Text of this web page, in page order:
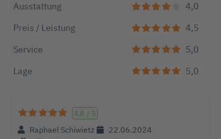
Ausstattung
4,0
Preis / Leistung
4,5
Service
5,0
Lage
5,0
4,8 / 5
Raphael Schiwietz
22.06.2024